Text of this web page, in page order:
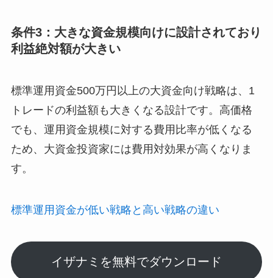
条件3：大きな資金規模向けに設計されており
利益絶対額が大きい
標準運用資金500万円以上の大資金向け戦略は、1
トレードの利益額も大きくなる設計です。高価格
でも、運用資金規模に対する費用比率が低くなる
ため、大資金投資家には費用対効果が高くなりま
す。
標準運用資金が低い戦略と高い戦略の違い
イザナミを無料でダウンロード